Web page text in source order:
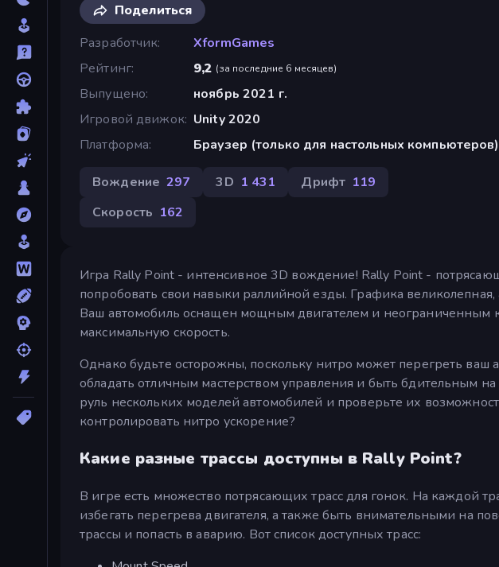
Поделиться
Разработчик
XformGames
Рейтинг
9,2 (за последние 6 месяцев)
Выпущено
ноябрь 2021 г.
Игровой движок Unity 2020
Платформа
Браузер (только для настольных компьютеров)
Вождение 297 3D 1 431 Дрифт 119
Скорость 162
Игра Rally Point - интенсивное 3D вождение! Rally Point -
попробовать свои навыки раллийной езды. Графика великолепная,
Ваш автомобиль оснащен мощным двигателем и неограниченным
максимальную скорость.
Однако будьте осторожны, поскольку нитро может перегреть
обладать отличным мастерством управления и быть бдительным
руль нескольких моделей автомобилей и проверьте их
контролировать нитро ускорение?
Какие разные трассы доступны в Rally Point?
В игре есть множество потрясающих трасс для гонок. На каждой
избегать перегрева двигателя, а также быть внимательными на
трассы и попасть в аварию. Вот список доступных трасс: